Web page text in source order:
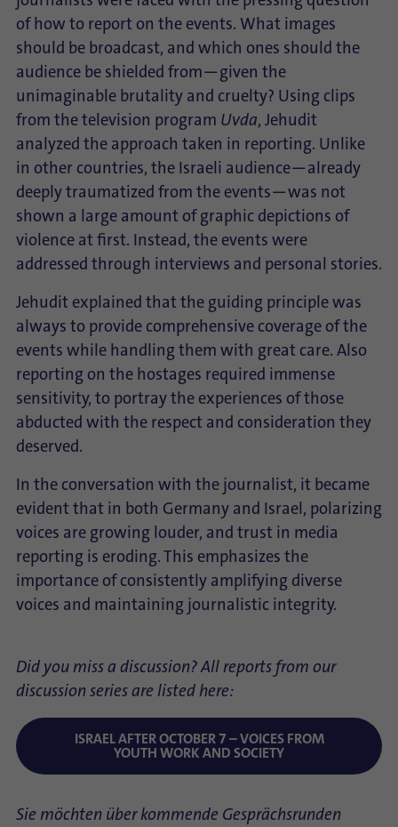
of how to report on the events. What images
should be broadcast, and which ones should the
audience be shielded from—given the
unimaginable brutality and cruelty? Using clips
from the television program Uvda, Jehudit
analyzed the approach taken in reporting. Unlike
in other countries, the Israeli audience—already
deeply traumatized from the events—was not
shown a large amount of graphic depictions of
violence at first. Instead, the events were
addressed through interviews and personal stories.
Jehudit explained that the guiding principle was
always to provide comprehensive coverage of the
events while handling them with great care. Also
reporting on the hostages required immense
sensitivity, to portray the experiences of those
abducted with the respect and consideration they
deserved.
In the conversation with the journalist, it became
evident that in both Germany and Israel, polarizing
voices are growing louder, and trust in media
reporting is eroding. This emphasizes the
importance of consistently amplifying diverse
voices and maintaining journalistic integrity.
Did you miss a discussion? All reports from our
discussion series are listed here:
ISRAEL AFTER OCTOBER 7 – VOICES FROM
YOUTH WORK AND SOCIETY
Sie möchten über kommende Gesprächsrunden